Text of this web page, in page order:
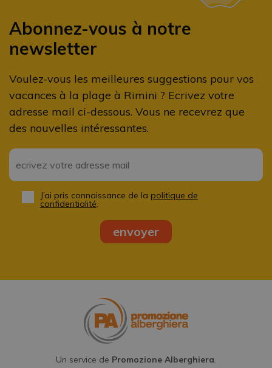
Abonnez-vous à notre
newsletter
Voulez-vous les meilleures suggestions pour vos
vacances à la plage à Rimini ? Ecrivez votre
adresse mail ci-dessous. Vous ne recevrez que
des nouvelles intéressantes.
Email
PrivacyJ’ai pris connaissance de la politique de
confidentialité.
Un service de Promozione Alberghiera.